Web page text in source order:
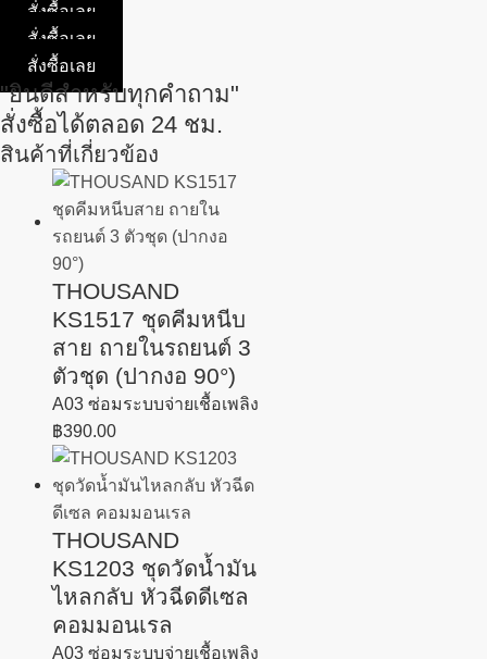
สั่งซื้อเลย
สั่งซื้อเลย
สั่งซื้อเลย
"ยินดีสำหรับทุกคำถาม"
สั่งซื้อได้ตลอด 24 ชม.
สินค้าที่เกี่ยวข้อง
THOUSAND
KS1517 ชุดคีมหนีบ
สาย ถายในรถยนต์ 3
ตัวชุด (ปากงอ 90°)
A03 ซ่อมระบบจ่ายเชื้อเพลิง
฿390.00
THOUSAND
KS1203 ชุดวัดน้ำมัน
ไหลกลับ หัวฉีดดีเซล
คอมมอนเรล
A03 ซ่อมระบบจ่ายเชื้อเพลิง